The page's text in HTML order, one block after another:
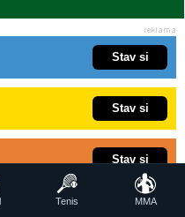
Stav si
Stav si
Stav si
Tenis MMA